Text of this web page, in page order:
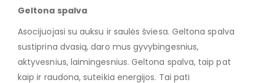
Geltona spalva
Asocijuojasi su auksu ir saulės šviesa. Geltona spalva
sustiprina dvasią, daro mus gyvybingesnius,
aktyvesnius, laimingesnius. Geltona spalva, taip pat
kaip ir raudona, suteikia energijos. Tai pati